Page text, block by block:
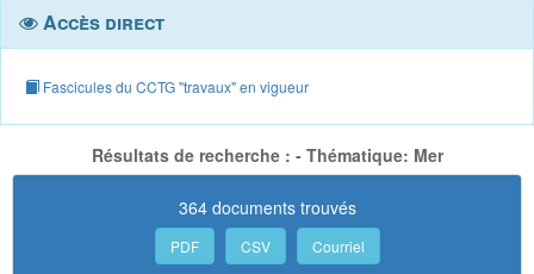
Accès direct
Fascicules du CCTG "travaux" en vigueur
Résultats de recherche : - Thématique: Mer
364 documents trouvés
PDF CSV Courriel